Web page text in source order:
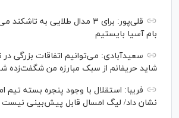
قلی‌پور: برای ۳ مدال طلایی به
بام آسیا بایستیم
سعیدآبادی: می‌توانیم اتفاقات بزرگی در
شاید حریفانم از سبک مبارزه من شگفت‌زده
فریبا: استقلال با وجود پنجره بسته تیم
نشان داد/ لیگ امسال قابل پیش‌بینی نیست